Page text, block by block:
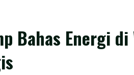
Bahas Energi